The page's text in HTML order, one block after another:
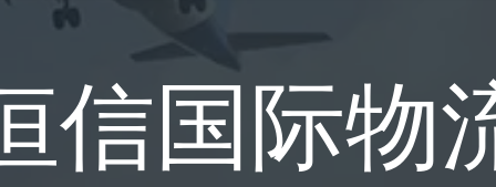
信国际物